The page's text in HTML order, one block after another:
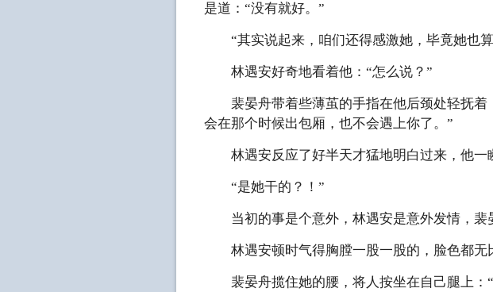
是道：“没有就好。”
“其实说起来，咱们还得感激她，毕竟她也算
林遇安好奇地看着他：“怎么说？”
裴晏舟带着些薄茧的手指在他后颈处轻抚着
会在那个时候出包厢，也不会遇上你了。”
林遇安反应了好半天才猛地明白过来，他一
“是她干的？！”
当初的事是个意外，林遇安是意外发情，裴
林遇安顿时气得胸膛一股一股的，脸色都无
裴晏舟揽住她的腰，将人按坐在自己腿上：“